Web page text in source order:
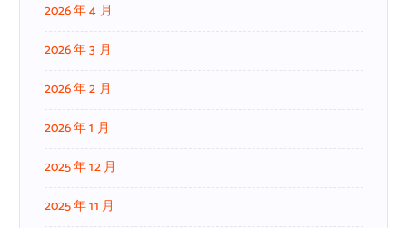
2026 年 4 月
2026 年 3 月
2026 年 2 月
2026 年 1 月
2025 年 12 月
2025 年 11 月